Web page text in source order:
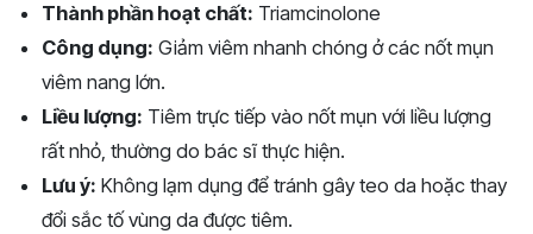
Thành phần hoạt chất: Triamcinolone
Công dụng: Giảm viêm nhanh chóng ở các nốt mụn
viêm nang lớn.
Liều lượng: Tiêm trực tiếp vào nốt mụn với liều lượng
rất nhỏ, thường do bác sĩ thực hiện.
Lưu ý: Không lạm dụng để tránh gây teo da hoặc thay
đổi sắc tố vùng da được tiêm.